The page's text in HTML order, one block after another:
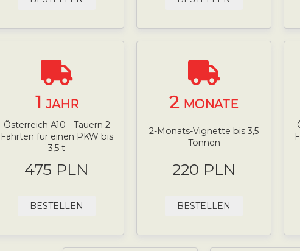
1 JAHR
Österreich A10 - Tauern 2
Fahrten für einen PKW bis
3,5 t
475 PLN
BESTELLEN
2 MONATE
2-Monats-Vignette bis 3,5
Tonnen
220 PLN
BESTELLEN